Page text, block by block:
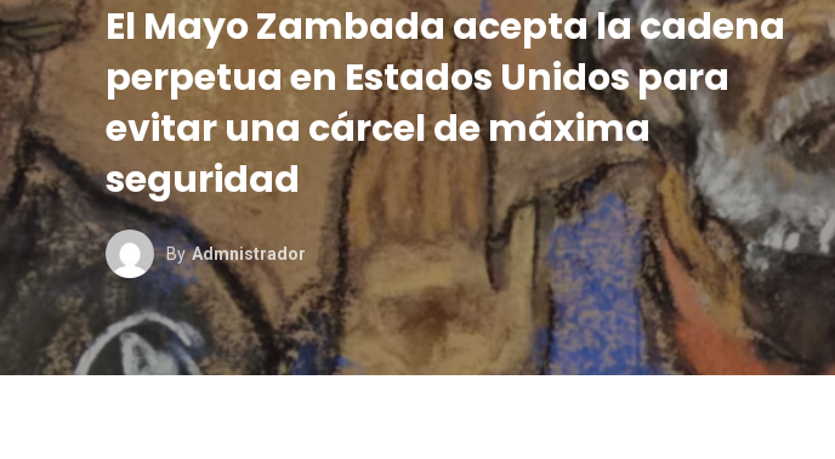
El Mayo Zambada acepta la cadena
perpetua en Estados Unidos para
evitar una cárcel de máxima
seguridad
By Admnistrador